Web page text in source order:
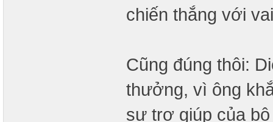
chiến thắng với
Cũng đúng thôi:
thưởng, vì ông
sự trợ giúp của